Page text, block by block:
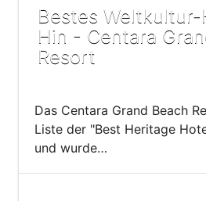
Bestes
Hin - Centara
Resort
Das Centara Grand Beach
Liste der "Best Heritage
und wurde…